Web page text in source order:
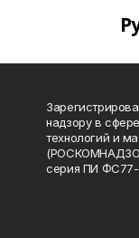
надзору в
технологий и
серия ПИ ФС77-